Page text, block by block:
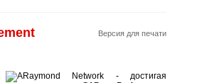
Версия для печати